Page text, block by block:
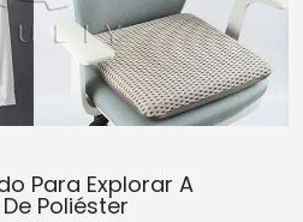
Para Explorar A
Poliéster